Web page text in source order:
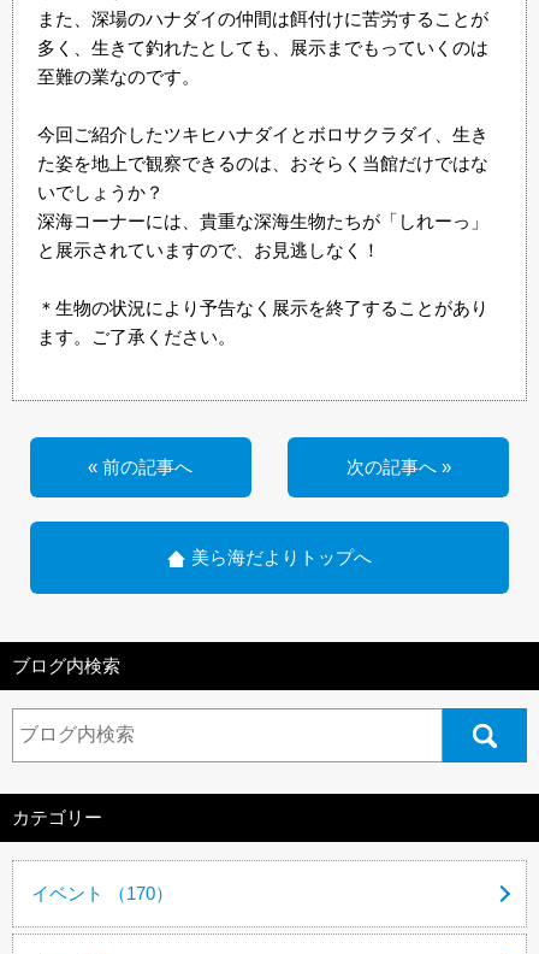
また、深場のハナダイの仲間は餌付けに苦労することが
多く、生きて釣れたとしても、展示までもっていくのは
至難の業なのです。
今回ご紹介したツキヒハナダイとボロサクラダイ、生き
た姿を地上で観察できるのは、おそらく当館だけではな
いでしょうか？
深海コーナーには、貴重な深海生物たちが「しれーっ」
と展示されていますので、お見逃しなく！
＊生物の状況により予告なく展示を終了することがあり
ます。ご了承ください。
« 前の記事へ 次の記事へ »
美ら海だよりトップへ
ブログ内検索
カテゴリー
イベント （170）